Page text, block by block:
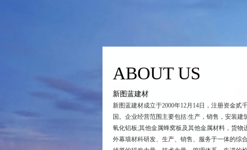
ABOUT US
新图蓝建材
新图蓝建材成立于2000年12月14日，注册资金
国。企业经营范围主要包括:生产，销售，安装
氧化铝板;其他金属蜂窝板及其他金属材料，货物
外幕墙材科研发、生产、销售、服务于一体的综